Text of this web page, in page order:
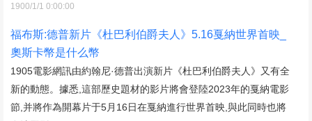
1900/1/1 0:00:00
福布斯:德普新片《杜巴利伯爵夫人》5.16戛納世界首映_
奧斯卡幣是什么幣
1905電影網訊由約翰尼·德普出演新片《杜巴利伯爵夫人》又有全
新的動態。據悉,這部歷史題材的影片將會登陸2023年的戛納電影
節,并將作為開幕片于5月16日在戛納進行世界首映,與此同時也將